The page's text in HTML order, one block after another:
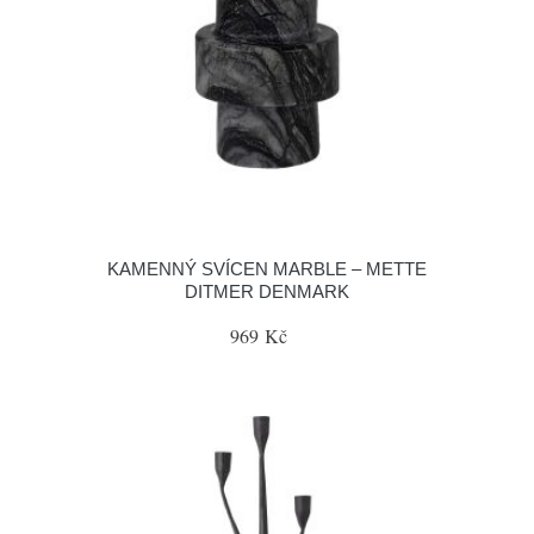
KAMENNÝ SVÍCEN MARBLE – METTE
DITMER DENMARK
969 Kč